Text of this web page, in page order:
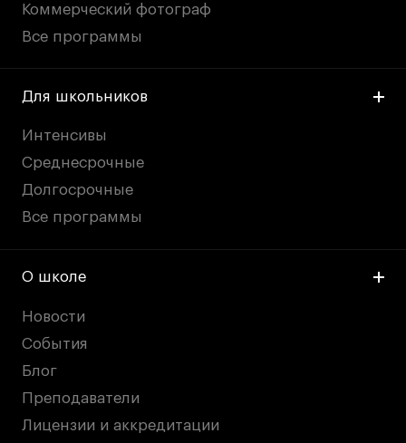
дверей
дверей
События
События
Истории успеха
Истории успеха
EN
EN
Коммерческий фотограф
Все программы
Для школьников
Интенсивы
Среднесрочные
Долгосрочные
Все программы
О школе
Новости
События
Блог
Преподаватели
Лицензии и аккредитации